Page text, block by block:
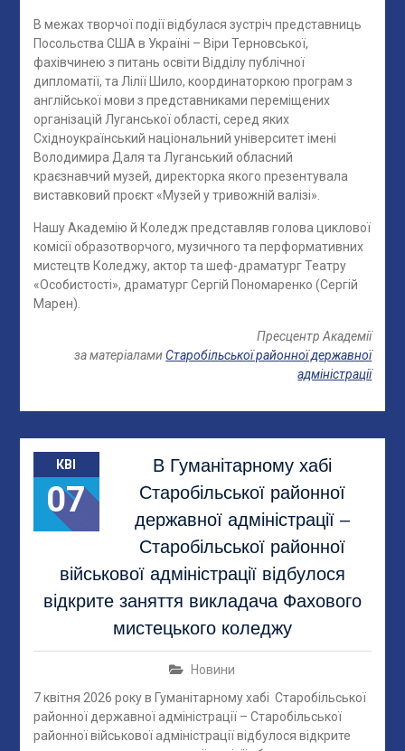
В межах творчої події відбулася зустріч представниць
Посольства США в Україні – Віри Терновської,
фахівчинею з питань освіти Відділу публічної
дипломатії, та Лілії Шило, координаторкою програм з
англійської мови з представниками переміщених
організацій Луганської області, серед яких
Східноукраїнський національний університет імені
Володимира Даля та Луганський обласний
краєзнавчий музей, директорка якого презентувала
виставковий проєкт «Музей у тривожній валізі».
Нашу Академію й Коледж представляв голова циклової
комісії образотворчого, музичного та перформативних
мистецтв Коледжу, актор та шеф-драматург Театру
«Особистості», драматург Сергій Пономаренко (Сергій
Марен).
Пресцентр Академії
за матеріаламиСтаробільської районної державної
адміністрації
КВІ
07
В Гуманітарному хабі
Старобільської районної
державної адміністрації –
Старобільської районної
військової адміністрації відбулося
відкрите заняття викладача Фахового
мистецького коледжу
Новини
7 квітня 2026 року в Гуманітарному хабі Старобільської
районної державної адміністрації – Старобільської
районної військової адміністрації відбулося відкрите